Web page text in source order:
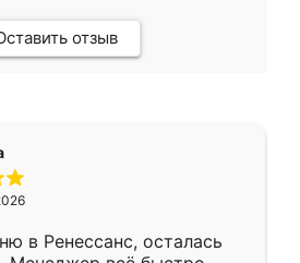
отзыв
в Ренессанс, осталась